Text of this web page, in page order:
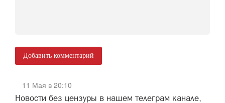
Добавить комментарий
11 Мая в 20:10
Новости без цензуры в нашем телеграм канале,